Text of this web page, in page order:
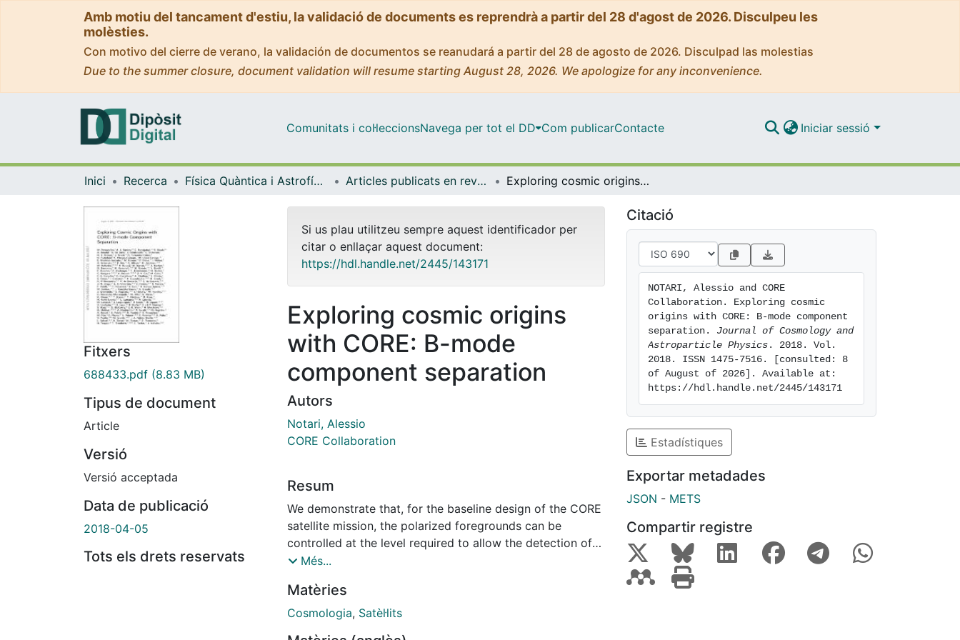
Amb motiu del tancament d'estiu, la validació de documents es reprendrà a partir del 28 d'agost de 2026. Disculpeu les
molèsties.
Con motivo del cierre de verano, la validación de documentos se reanudará a partir del 28 de agosto de 2026. Disculpad las molestias
Due to the summer closure, document validation will resume starting August 28, 2026. We apologize for any inconvenience.
Comunitats i col·leccionsNavega per tot el DD Com publicarContacte Iniciar sessió
Inici Recerca Física Quàntica i Astrofísica Articles publicats en revistes (Física Quàntica i Astrofísica) Exploring cosmic origins with CORE: B-mode component separation
Fitxers
688433.pdf (8.83 MB)
Tipus de document
Article
Versió
Versió acceptada
Data de publicació
2018-04-05
Tots els drets reservats
Si us plau utilitzeu sempre aquest identificador per
citar o enllaçar aquest document:
https://hdl.handle.net/2445/143171
Exploring cosmic origins
with CORE: B-mode
component separation
Autors
Notari, Alessio
CORE Collaboration
Resum
We demonstrate that, for the baseline design of the CORE
satellite mission, the polarized foregrounds can be
controlled at the level required to allow the detection of
the primordial cosmic microwave background (CMB) B-
reionization and recombination scales, for tensor-to-
scalar ratio values of rgsim 5× 10−3. We consider detailed
Més...
Matèries
Cosmologia, Satèl·lits
Citació
NOTARI, Alessio and CORE
Collaboration. Exploring cosmic
origins with CORE: B-mode component
separation. Journal of Cosmology and
Astroparticle Physics . 2018. Vol.
2018. ISSN 1475-7516. [consulted: 8
of August of 2026]. Available at:
https://hdl.handle.net/2445/143171
Estadístiques
Exportar metadades
JSON - METS
Compartir registre